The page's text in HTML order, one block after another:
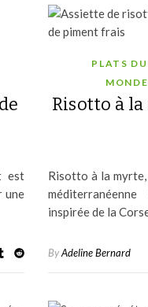
est
une
PLATS
MONDE
Risotto à
Risotto à la
inspirée de la
ByAdeline Bernard